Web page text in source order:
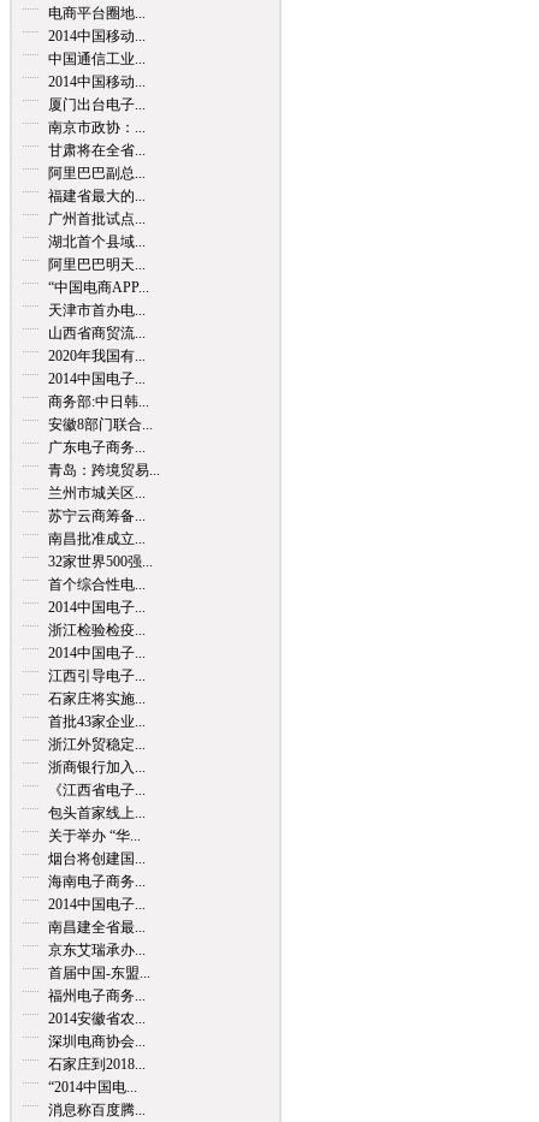
电商平台圈地...
2014中国移动...
中国通信工业...
2014中国移动...
厦门出台电子...
南京市政协：...
甘肃将在全省...
阿里巴巴副总...
福建省最大的...
广州首批试点...
湖北首个县域...
阿里巴巴明天...
“中国电商APP...
天津市首办电...
山西省商贸流...
2020年我国有...
2014中国电子...
商务部:中日韩...
安徽8部门联合...
广东电子商务...
青岛：跨境贸易...
兰州市城关区...
苏宁云商筹备...
南昌批准成立...
32家世界500强...
首个综合性电...
2014中国电子...
浙江检验检疫...
2014中国电子...
江西引导电子...
石家庄将实施...
首批43家企业...
浙江外贸稳定...
浙商银行加入...
《江西省电子...
包头首家线上...
关于举办 “华...
烟台将创建国...
海南电子商务...
2014中国电子...
南昌建全省最...
京东艾瑞承办...
首届中国-东盟...
福州电子商务...
2014安徽省农...
深圳电商协会...
石家庄到2018...
“2014中国电...
消息称百度腾...